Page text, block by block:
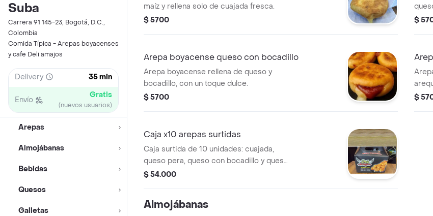
Suba
Carrera 91 145-23, Bogotá, D.C.,
Colombia
Comida Típica - Arepas boyacenses
y cafe Deli amajos
Delivery 35 min
Envío Gratis
(nuevos usuarios)
Arepas
Almojábanas
Bebidas
Quesos
Galletas
maíz y rellena solo de cuajada fresca.
$ 5700
$
Arepa boyacense queso con bocadillo
Arepa boyacense rellena de queso y
bocadillo, con un toque dulce.
$ 5700
$
Caja x10 arepas surtidas
Caja surtida de 10 unidades: cuajada,
queso pera, queso con bocadillo y queso
con arequipe.
$ 54.000
Almojábanas